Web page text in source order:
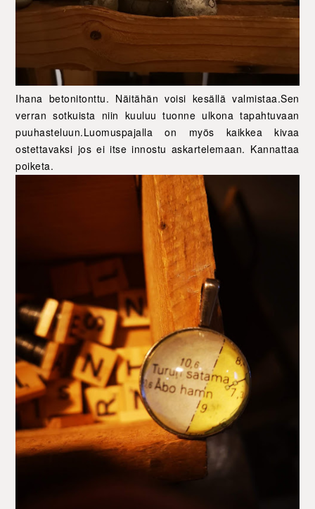
Ihana betonitonttu. Näitähän voisi kesällä valmistaa.Sen
verran sotkuista niin kuuluu tuonne ulkona tapahtuvaan
puuhasteluun.Luomuspajalla on myös kaikkea kivaa
ostettavaksi jos ei itse innostu askartelemaan. Kannattaa
poiketa.